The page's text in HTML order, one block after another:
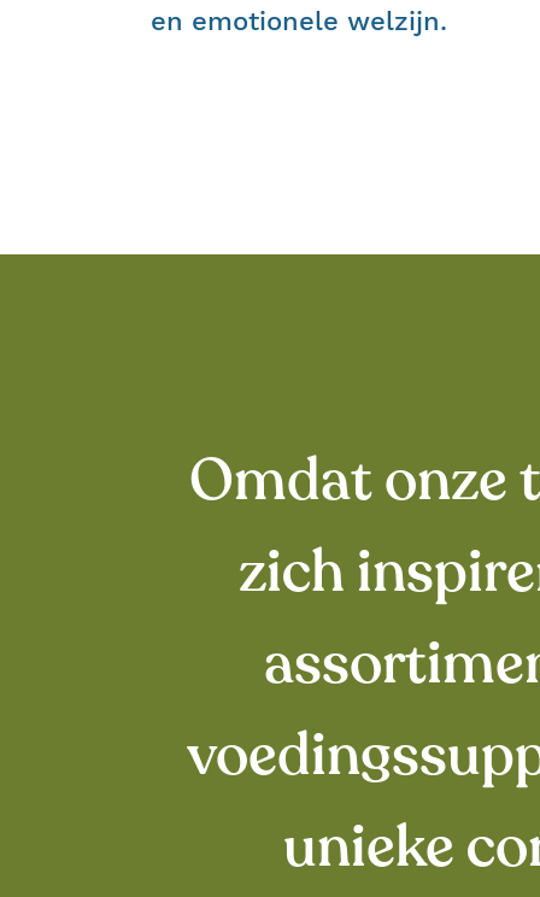
en emotionele welzijn.
Omdat onze
zich
unieke